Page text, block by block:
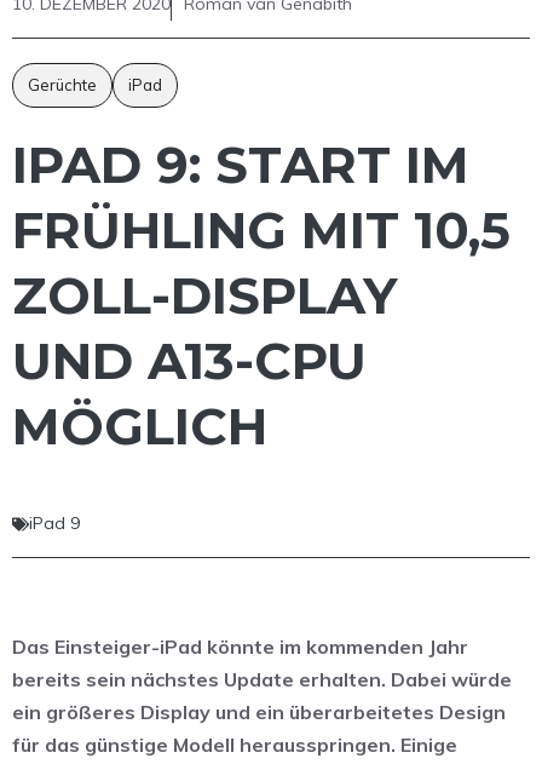
Gerüchte iPad
IPAD 9: START IM
FRÜHLING MIT 10,5
ZOLL-DISPLAY
UND A13-CPU
MÖGLICH
iPad 9
Das Einsteiger-iPad könnte im kommenden Jahr
bereits sein nächstes Update erhalten. Dabei würde
ein größeres Display und ein überarbeitetes Design
für das günstige Modell herausspringen. Einige